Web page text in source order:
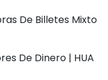
De Billetes Mixto
De Dinero | HUA